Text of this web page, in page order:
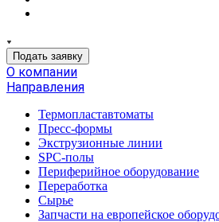
Подать заявку
О компании
Направления
Термопластавтоматы
Пресс-формы
Экструзионные линии
SPC-полы
Периферийное оборудование
Переработка
Сырье
Запчасти на европейское